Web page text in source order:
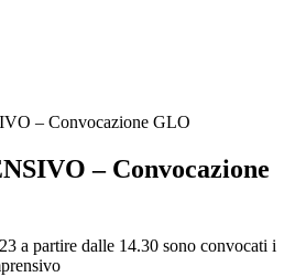
– Convocazione GLO
– Convocazione
a partire dalle 14.30 sono convocati i